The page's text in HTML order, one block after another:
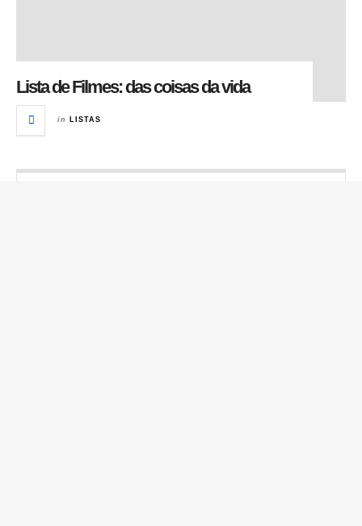
Lista de Filmes: das coisas da vida
in LISTAS